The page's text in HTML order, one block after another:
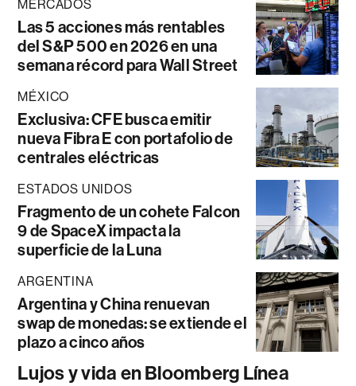
MERCADOS
Las 5 acciones más rentables
del S&P 500 en 2026 en una
semana récord para Wall Street
MÉXICO
Exclusiva: CFE busca emitir
nueva Fibra E con portafolio de
centrales eléctricas
ESTADOS UNIDOS
Fragmento de un cohete Falcon
9 de SpaceX impacta la
superficie de la Luna
ARGENTINA
Argentina y China renuevan
swap de monedas: se extiende el
plazo a cinco años
Lujos y vida en Bloomberg Línea